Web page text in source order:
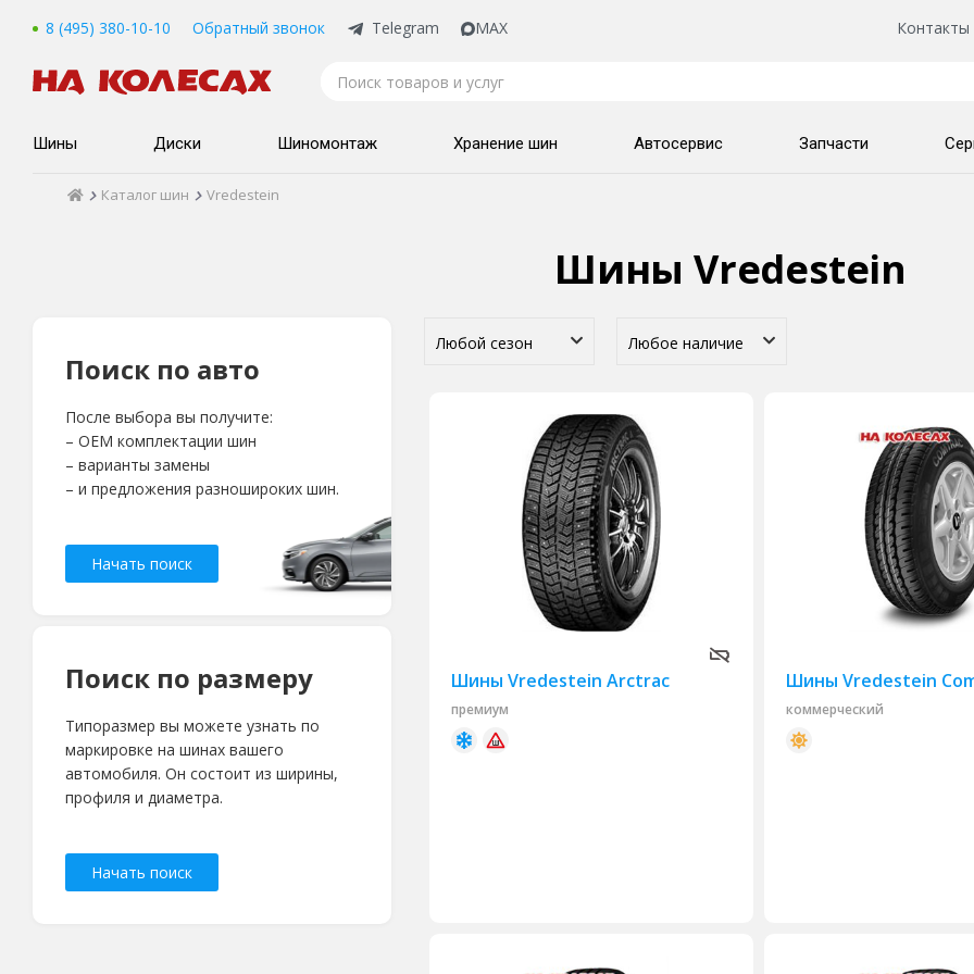
8 (495) 380-10-10 Обратный звонок Telegram MAX Контакты
Шины Диски Шиномонтаж Хранение шин Автосервис Запчасти
Каталог шин Vredestein
Шины Vredestein
Поиск по авто
После выбора вы получите:
– OEM комплектации шин
– варианты замены
– и предложения разношироких шин.
Начать поиск
Поиск по размеру
Типоразмер вы можете узнать по
маркировке на шинах вашего
автомобиля. Он состоит из ширины,
профиля и диаметра.
Начать поиск
Шины Vredestein Arctrac
премиум
Шины Vredestein
коммерческий